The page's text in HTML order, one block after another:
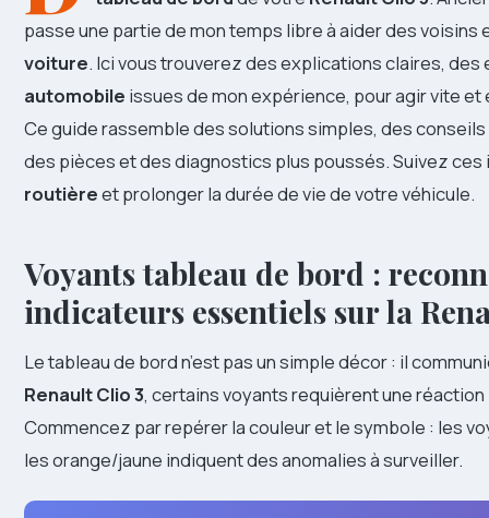
passe une partie de mon temps libre à aider des
voiture. Ici vous trouverez des explications claires,
automobile issues de mon expérience, pour agir vite
Ce guide rassemble des solutions simples, des
des pièces et des diagnostics plus poussés. Suivez
routièreet prolonger la durée de vie de votre véhicule.
Voyants tableau de bord :
indicateurs essentiels sur la
Le tableau de bord n’est pas un simple décor : il
Renault Clio 3, certains voyants requièrent une
Commencez par repérer la couleur et le symbole : les
les orange/jaune indiquent des anomalies à surveiller.